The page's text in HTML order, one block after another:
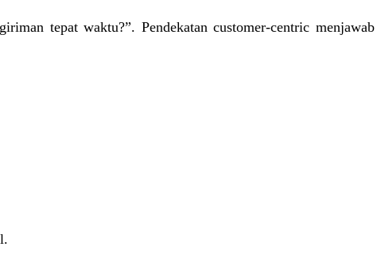
tepat waktu?”. Pendekatan customer-centric menjawab